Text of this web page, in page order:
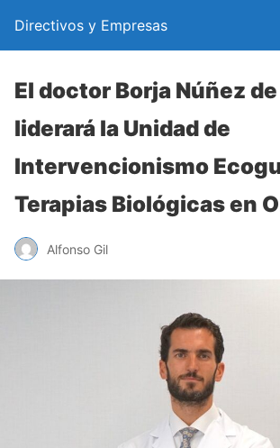
Directivos y Empresas
El doctor Borja Núñez
liderará la Unidad de
Intervencionismo
Terapias Biológicas en
Alfonso Gil